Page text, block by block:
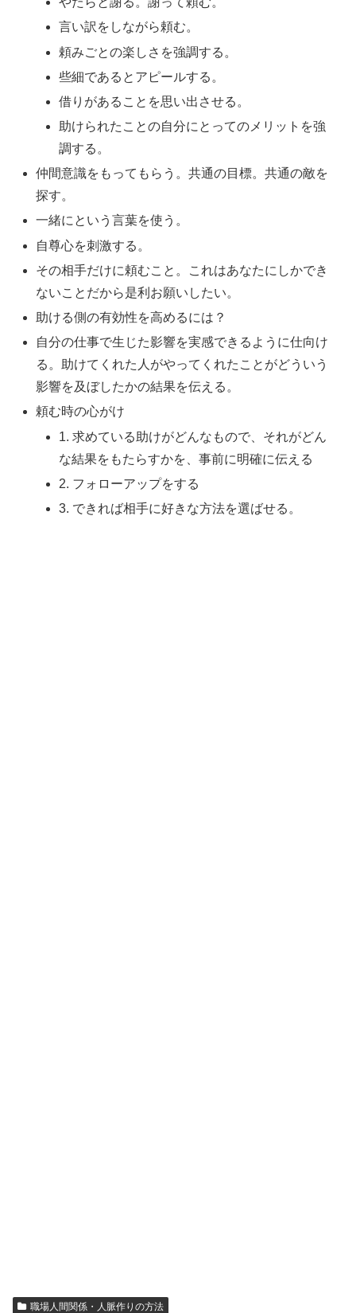
言い訳をしながら頼む。
頼みごとの楽しさを強調する。
些細であるとアピールする。
借りがあることを思い出させる。
助けられたことの自分にとってのメリットを強
調する。
仲間意識をもってもらう。共通の目標。共通の敵を
探す。
一緒にという言葉を使う。
自尊心を刺激する。
その相手だけに頼むこと。これはあなたにしかでき
ないことだから是利お願いしたい。
助ける側の有効性を高めるには？
自分の仕事で生じた影響を実感できるように仕向け
る。助けてくれた人がやってくれたことがどういう
影響を及ぼしたかの結果を伝える。
頼む時の心がけ
1. 求めている助けがどんなもので、それがどん
な結果をもたらすかを、事前に明確に伝える
2. フォローアップをする
3. できれば相手に好きな方法を選ばせる。
職場人間関係・人脈作りの方法